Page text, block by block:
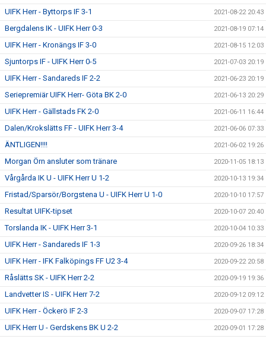
UIFK Herr - Byttorps IF 3-1 2021-08-22 20:43
Bergdalens IK - UIFK Herr 0-3 2021-08-19 07:14
UIFK Herr - Kronängs IF 3-0 2021-08-15 12:03
Sjuntorps IF - UIFK Herr 0-5 2021-07-03 20:19
UIFK Herr - Sandareds IF 2-2 2021-06-23 20:19
Seriepremiär UIFK Herr- Göta BK 2-0 2021-06-13 20:29
UIFK Herr - Gällstads FK 2-0 2021-06-11 16:44
Dalen/Krokslätts FF - UIFK Herr 3-4 2021-06-06 07:33
ÄNTLIGEN!!!! 2021-06-02 19:26
Morgan Örn ansluter som tränare 2020-11-05 18:13
Vårgårda IK U - UIFK Herr U 1-2 2020-10-13 19:34
Fristad/Sparsör/Borgstena U - UIFK Herr U 1-0 2020-10-10 17:57
Resultat UIFK-tipset 2020-10-07 20:40
Torslanda IK - UIFK Herr 3-1 2020-10-04 10:33
UIFK Herr - Sandareds IF 1-3 2020-09-26 18:34
UIFK Herr - IFK Falköpings FF U2 3-4 2020-09-22 20:58
Råslätts SK - UIFK Herr 2-2 2020-09-19 19:36
Landvetter IS - UIFK Herr 7-2 2020-09-12 09:12
UIFK Herr - Öckerö IF 2-3 2020-09-07 17:28
UIFK Herr U - Gerdskens BK U 2-2 2020-09-01 17:28